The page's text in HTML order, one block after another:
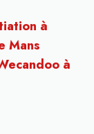
à
Mans
à